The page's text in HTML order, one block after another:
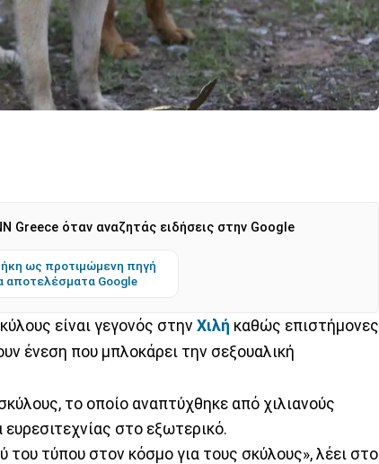
Greece όταν αναζητάς ειδήσεις στην Google
ως προτιμώμενη πηγή
αποτελέσματα Google
είναι γεγονός στην Χιλή καθώς επιστήμονες
ένεση που μπλοκάρει την σεξουαλική
το οποίο αναπτύχθηκε από χιλιανούς
στο εξωτερικό.
του τύπου στον κόσμο για τους σκύλους», λέει στο